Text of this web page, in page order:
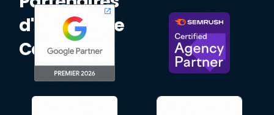
d'Excellence
Certifiés